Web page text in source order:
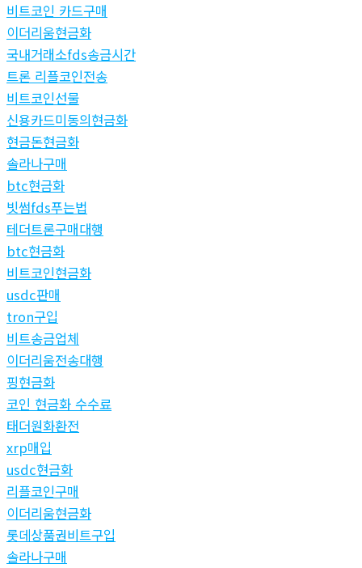
비트코인 카드구매
이더리움현금화
국내거래소fds송금시간
트론 리플코인전송
비트코인선물
신용카드미동의현금화
현금돈현금화
솔라나구매
btc현금화
빗썸fds푸는법
테더트론구매대행
btc현금화
비트코인현금화
usdc판매
tron구입
비트송금업체
이더리움전송대행
핑현금화
코인 현금화 수수료
태더원화환전
xrp매입
usdc현금화
리플코인구매
이더리움현금화
롯데상품권비트구입
솔라나구매